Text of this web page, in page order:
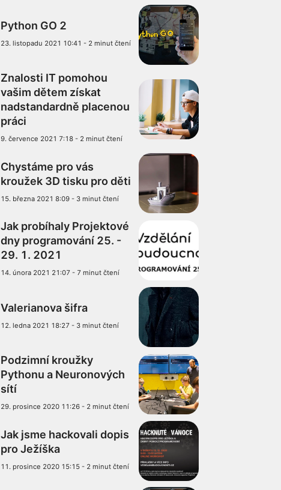
Python GO 2
23. listopadu 2021 10:41 - 2 minut čtení
Znalosti IT pomohou
vašim dětem získat
nadstandardně placenou
práci
9. července 2021 7:18 - 2 minut čtení
Chystáme pro vás
kroužek 3D tisku pro děti
15. března 2021 8:09 - 3 minut čtení
Jak probíhaly Projektové
dny programování 25. -
29. 1. 2021
14. února 2021 21:07 - 7 minut čtení
Valerianova šifra
12. ledna 2021 18:27 - 3 minut čtení
Podzimní kroužky
Pythonu a Neuronových
sítí
29. prosince 2020 11:26 - 2 minut čtení
Jak jsme hackovali dopis
pro Ježíška
11. prosince 2020 15:15 - 2 minut čtení